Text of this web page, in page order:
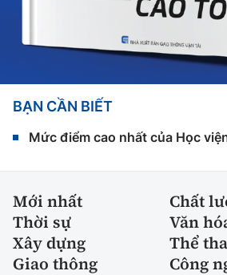
BẠN CẦN BIẾT
Mức điểm cao nhất của Học
Mới nhất
Chất
Thời sự
Văn
Xây dựng
Thể
Giao thông
Công